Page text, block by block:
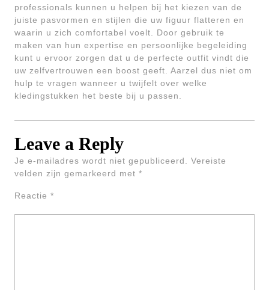
professionals kunnen u helpen bij het kiezen van de
juiste pasvormen en stijlen die uw figuur flatteren en
waarin u zich comfortabel voelt. Door gebruik te
maken van hun expertise en persoonlijke begeleiding
kunt u ervoor zorgen dat u de perfecte outfit vindt die
uw zelfvertrouwen een boost geeft. Aarzel dus niet om
hulp te vragen wanneer u twijfelt over welke
kledingstukken het beste bij u passen.
Leave a Reply
Je e-mailadres wordt niet gepubliceerd.
Vereiste
velden zijn gemarkeerd met *
Reactie *